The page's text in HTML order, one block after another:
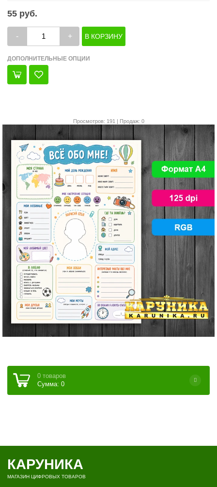
55 руб.
- +
ДОПОЛНИТЕЛЬНЫЕ ОПЦИИ
Просмотров: 191 | Продаж: 0
0 товаров
Сумма: 0
КАРУНИКА
МАГАЗИН ЦИФРОВЫХ ТОВАРОВ